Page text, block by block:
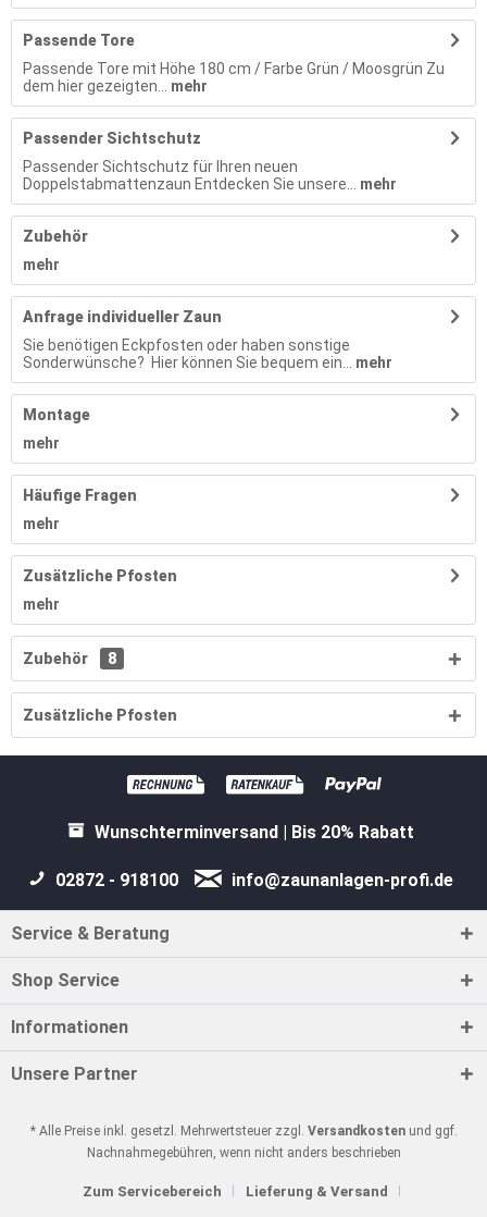
Passende Tore
Passende Tore mit Höhe 180 cm / Farbe Grün / Moosgrün Zu
dem hier gezeigten...
mehr
Passender Sichtschutz
Passender Sichtschutz für Ihren neuen
Doppelstabmattenzaun Entdecken Sie unsere...
mehr
Zubehör
mehr
Anfrage individueller Zaun
Sie benötigen Eckpfosten oder haben sonstige
Sonderwünsche? Hier können Sie bequem ein...
mehr
Montage
mehr
Häufige Fragen
mehr
Zusätzliche Pfosten
mehr
Zubehör 8
Zusätzliche Pfosten
Wunschterminversand | Bis 20% Rabatt
02872 - 918100 info@zaunanlagen-profi.de
Service & Beratung
Shop Service
Informationen
Unsere Partner
* Alle Preise inkl. gesetzl. Mehrwertsteuer zzgl. Versandkostenund ggf.
Nachnahmegebühren, wenn nicht anders beschrieben
Zum Servicebereich Lieferung & Versand